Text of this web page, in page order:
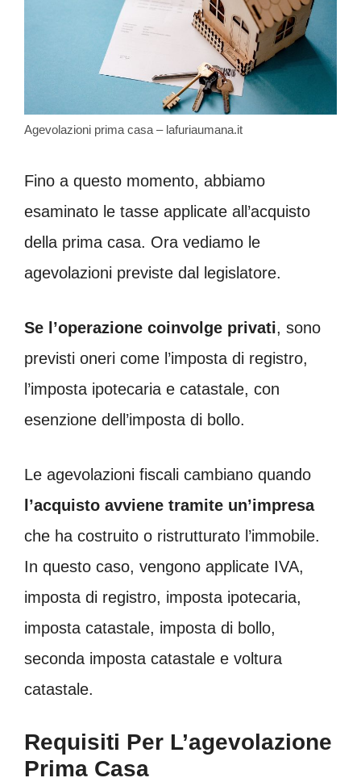
Agevolazioni prima casa – lafuriaumana.it
Fino a questo momento, abbiamo
esaminato le tasse applicate all’acquisto
della prima casa. Ora vediamo le
agevolazioni previste dal legislatore.
Se l’operazione coinvolge privati, sono
previsti oneri come l’imposta di registro,
l’imposta ipotecaria e catastale, con
esenzione dell’imposta di bollo.
Le agevolazioni fiscali cambiano quando
l’acquisto avviene tramite un’impresa
che ha costruito o ristrutturato l’immobile.
In questo caso, vengono applicate IVA,
imposta di registro, imposta ipotecaria,
imposta catastale, imposta di bollo,
seconda imposta catastale e voltura
catastale.
Requisiti Per L’agevolazione
Prima Casa